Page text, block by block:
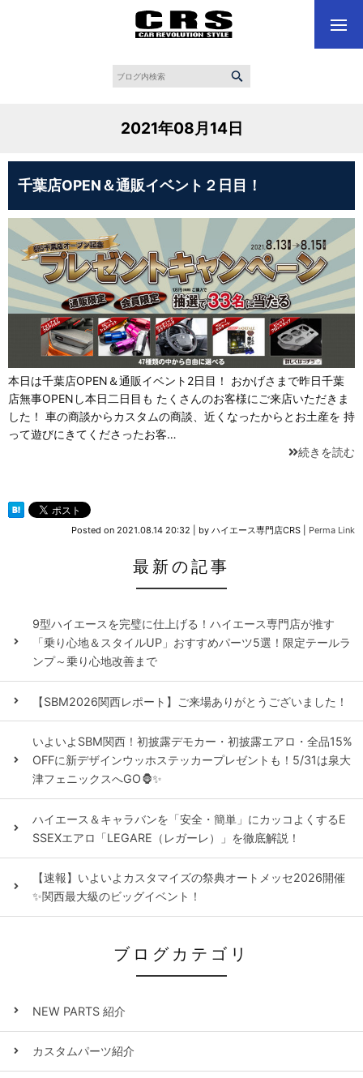
2021年08月14日
千葉店OPEN＆通販イベント２日目！
本日は千葉店OPEN＆通販イベント2日目！ おかげさまで昨日千葉
店無事OPENし本日二日目も たくさんのお客様にご来店いただきま
した！ 車の商談からカスタムの商談、近くなったからとお土産を 持
って遊びにきてくださったお客…
続きを読む
Posted on 2021.08.14 20:32 by ハイエース専門店CRS Perma Link
最新の記事
9型ハイエースを完璧に仕上げる！ハイエース専門店が推す
「乗り心地＆スタイルUP」おすすめパーツ5選！限定テールラ
ンプ～乗り心地改善まで
【SBM2026関西レポート】ご来場ありがとうございました！
いよいよSBM関西！初披露デモカー・初披露エアロ・全品15%
OFFに新デザインウッホステッカープレゼントも！5/31は泉大
津フェニックスへGO🦍✨
ハイエース＆キャラバンを「安全・簡単」にカッコよくするE
SSEXエアロ「LEGARE（レガーレ）」を徹底解説！
【速報】いよいよカスタマイズの祭典オートメッセ2026開催
✨関西最大級のビッグイベント！
ブログカテゴリ
NEW PARTS 紹介
カスタムパーツ紹介